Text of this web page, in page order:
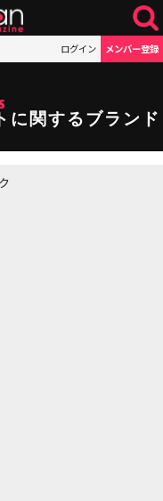
ログイン メンバー登録
に関するブランド